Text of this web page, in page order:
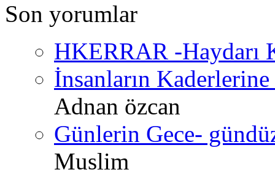
Son yorumlar
HKERRAR -Haydarı
İnsanların
Adnan özcan
Günlerin Gece-
Muslim